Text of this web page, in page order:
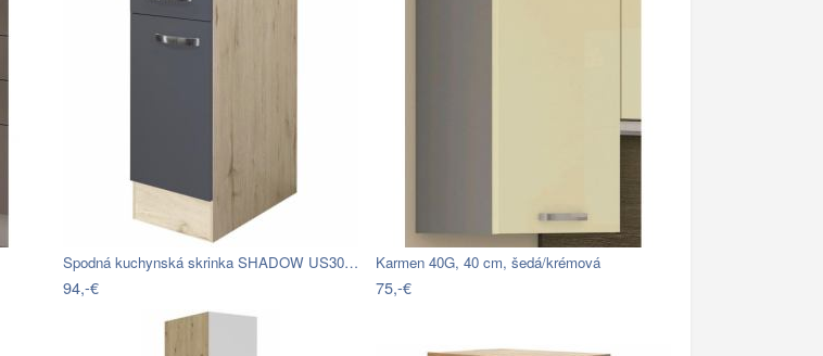
Spodná kuchynská skrinka SHADOW US30…
94,-€
Karmen 40G, 40 cm, šedá/krémová
75,-€